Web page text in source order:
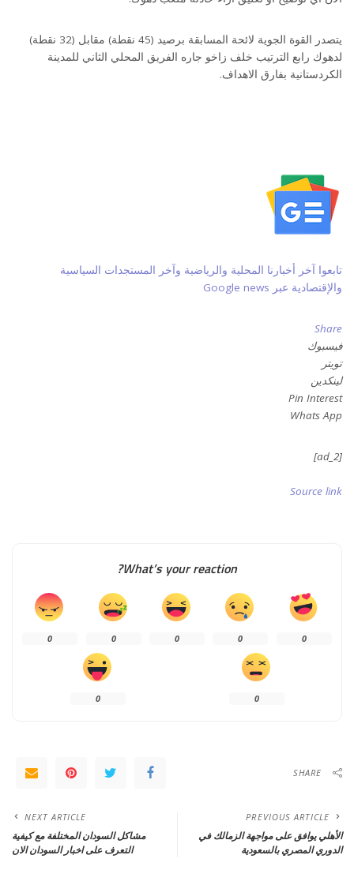
يتصدر القوة الجوية لائحة المسابقة برصيد (45 نقطة) مقابل (32 نقطة)
لدهوك رابع الترتيب خلف زاخو جاره الفريق المحلي الثاني للمدينة
الكردستانية بفارق الاهداف.
تابعوا آخر أخبارنا المحلية والرياضية وآخر المستجدات السياسية
والإقتصادية عبر Google news
Share
فيسبوك
تويتر
لينكدين
Pin Interest
Whats App
[ad_2]
Source link
What’s your reaction?
0
0
0
0
0
0
0
SHARE
PREVIOUS ARTICLE
الأهلي يوافق على مواجهة الزمالك في
الدوري المصري بالسعودية
NEXT ARTICLE
مشاكل السودان المختلفة مع كيفية
التعرف على اخبار السودان الان